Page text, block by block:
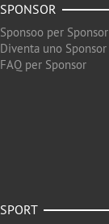
SPONSOR
Sponsoo per Sponsor
Diventa uno Sponsor
FAQ per Sponsor
SPORT